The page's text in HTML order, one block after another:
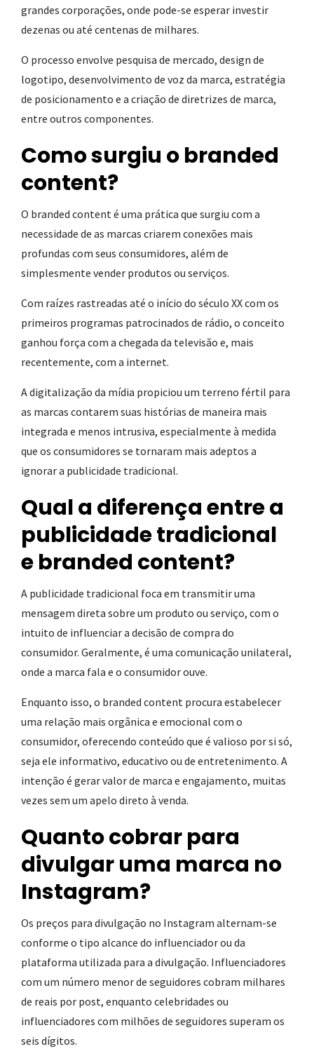
grandes corporações, onde pode-se esperar investir
dezenas ou até centenas de milhares.
O processo envolve pesquisa de mercado, design de
logotipo, desenvolvimento de voz da marca, estratégia
de posicionamento e a criação de diretrizes de marca,
entre outros componentes.
Como surgiu o branded
content?
O branded content é uma prática que surgiu com a
necessidade de as marcas criarem conexões mais
profundas com seus consumidores, além de
simplesmente vender produtos ou serviços.
Com raízes rastreadas até o início do século XX com os
primeiros programas patrocinados de rádio, o conceito
ganhou força com a chegada da televisão e, mais
recentemente, com a internet.
A digitalização da mídia propiciou um terreno fértil para
as marcas contarem suas histórias de maneira mais
integrada e menos intrusiva, especialmente à medida
que os consumidores se tornaram mais adeptos a
ignorar a publicidade tradicional.
Qual a diferença entre a
publicidade tradicional
e branded content?
A publicidade tradicional foca em transmitir uma
mensagem direta sobre um produto ou serviço, com o
intuito de influenciar a decisão de compra do
consumidor. Geralmente, é uma comunicação unilateral,
onde a marca fala e o consumidor ouve.
Enquanto isso, o branded content procura estabelecer
uma relação mais orgânica e emocional com o
consumidor, oferecendo conteúdo que é valioso por si só,
seja ele informativo, educativo ou de entretenimento. A
intenção é gerar valor de marca e engajamento, muitas
vezes sem um apelo direto à venda.
Quanto cobrar para
divulgar uma marca no
Instagram?
Os preços para divulgação no Instagram alternam-se
conforme o tipo alcance do influenciador ou da
plataforma utilizada para a divulgação. Influenciadores
com um número menor de seguidores cobram milhares
de reais por post, enquanto celebridades ou
influenciadores com milhões de seguidores superam os
seis dígitos.